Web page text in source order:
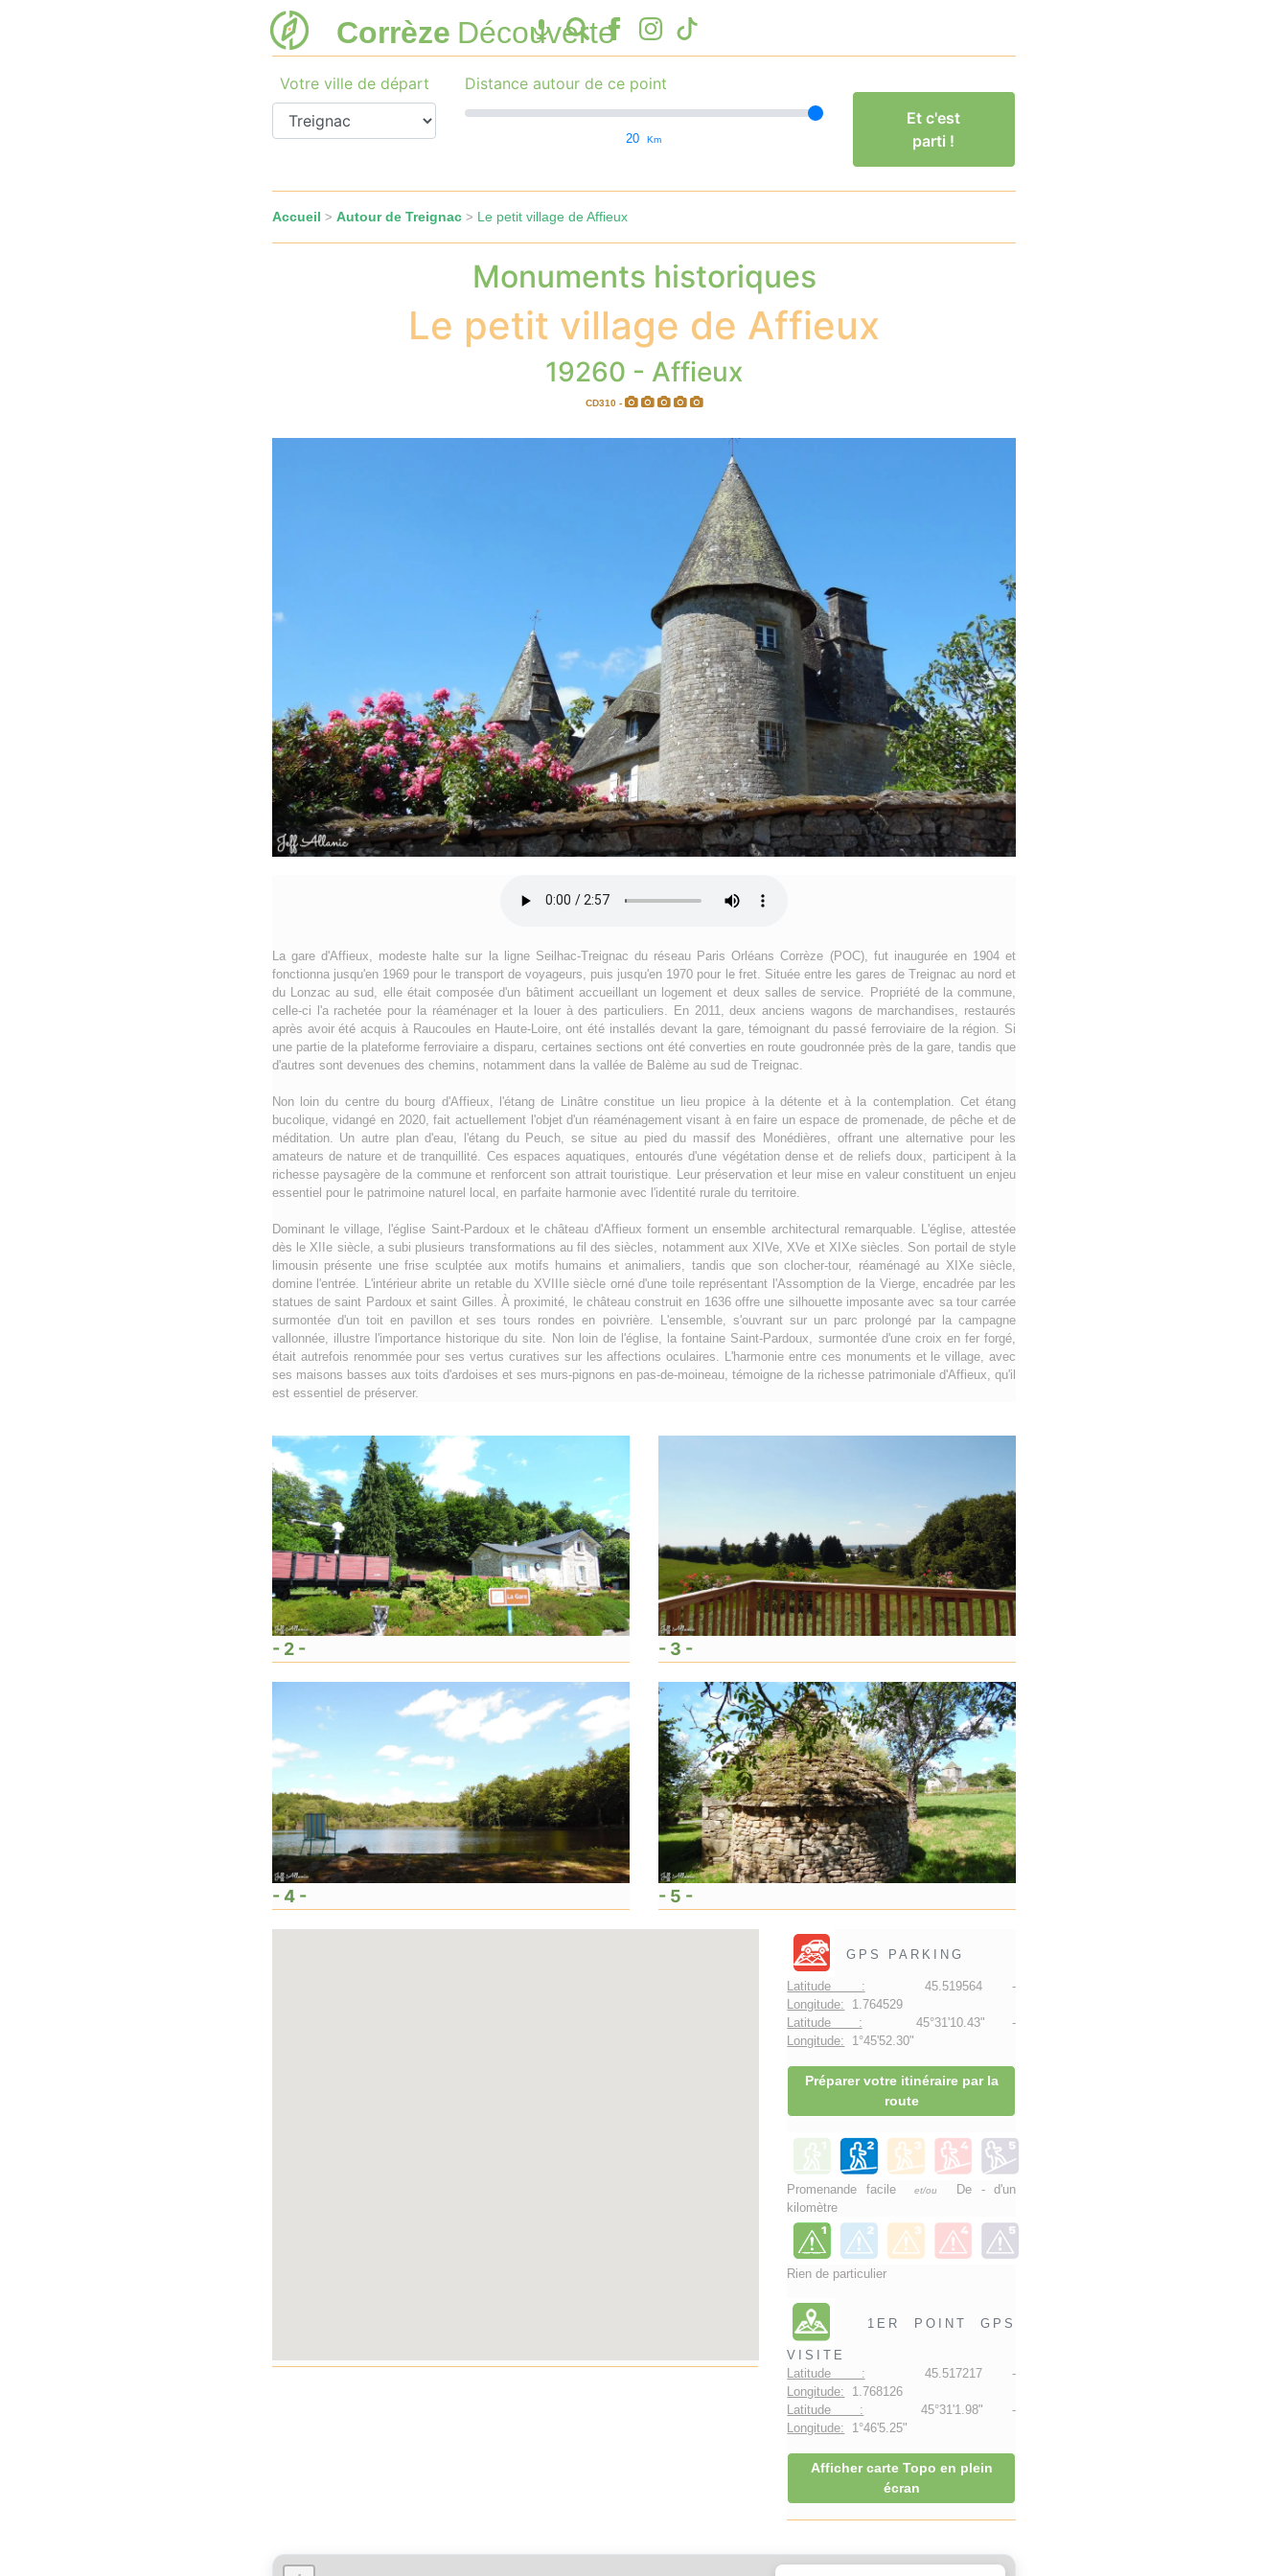
Corrèze Découverte
Votre ville de départ Distance autour de ce point
20 Km
Et c'est
parti !
Accueil > Autour de Treignac> Le petit village de Affieux
Monuments historiques
Le petit village de Affieux
19260 - Affieux
CD310 -
La gare d'Affieux, modeste halte sur la ligne Seilhac-Treignac du réseau Paris Orléans Corrèze (POC), fut inaugurée en 1904 et
fonctionna jusqu'en 1969 pour le transport de voyageurs, puis jusqu'en 1970 pour le fret. Située entre les gares de Treignac au nord et
du Lonzac au sud, elle était composée d'un bâtiment accueillant un logement et deux salles de service. Propriété de la commune,
celle-ci l'a rachetée pour la réaménager et la louer à des particuliers. En 2011, deux anciens wagons de marchandises, restaurés
après avoir été acquis à Raucoules en Haute-Loire, ont été installés devant la gare, témoignant du passé ferroviaire de la région. Si
une partie de la plateforme ferroviaire a disparu, certaines sections ont été converties en route goudronnée près de la gare, tandis que
d'autres sont devenues des chemins, notamment dans la vallée de Balème au sud de Treignac.
Non loin du centre du bourg d'Affieux, l'étang de Linâtre constitue un lieu propice à la détente et à la contemplation. Cet étang
bucolique, vidangé en 2020, fait actuellement l'objet d'un réaménagement visant à en faire un espace de promenade, de pêche et de
méditation. Un autre plan d'eau, l'étang du Peuch, se situe au pied du massif des Monédières, offrant une alternative pour les
amateurs de nature et de tranquillité. Ces espaces aquatiques, entourés d'une végétation dense et de reliefs doux, participent à la
richesse paysagère de la commune et renforcent son attrait touristique. Leur préservation et leur mise en valeur constituent un enjeu
essentiel pour le patrimoine naturel local, en parfaite harmonie avec l'identité rurale du territoire.
Dominant le village, l'église Saint-Pardoux et le château d'Affieux forment un ensemble architectural remarquable. L'église, attestée
dès le XIIe siècle, a subi plusieurs transformations au fil des siècles, notamment aux XIVe, XVe et XIXe siècles. Son portail de style
limousin présente une frise sculptée aux motifs humains et animaliers, tandis que son clocher-tour, réaménagé au XIXe siècle,
domine l'entrée. L'intérieur abrite un retable du XVIIIe siècle orné d'une toile représentant l'Assomption de la Vierge, encadrée par les
statues de saint Pardoux et saint Gilles. À proximité, le château construit en 1636 offre une silhouette imposante avec sa tour carrée
surmontée d'un toit en pavillon et ses tours rondes en poivrière. L'ensemble, s'ouvrant sur un parc prolongé par la campagne
vallonnée, illustre l'importance historique du site. Non loin de l'église, la fontaine Saint-Pardoux, surmontée d'une croix en fer forgé,
était autrefois renommée pour ses vertus curatives sur les affections oculaires. L'harmonie entre ces monuments et le village, avec
ses maisons basses aux toits d'ardoises et ses murs-pignons en pas-de-moineau, témoigne de la richesse patrimoniale d'Affieux, qu'il
est essentiel de préserver.
- 2 - - 3 -
- 4 - - 5 -
GPS PARKING
Latitude : 45.519564 -
Longitude: 1.764529
Latitude : 45°31'10.43" -
Longitude: 1°45'52.30"
Préparer votre itinéraire par la
route
Promenande facileet/ou
De - d'un
kilomètre
Rien de particulier
1ER POINT GPS
VISITE
Latitude : 45.517217 -
Longitude: 1.768126
Latitude : 45°31'1.98" -
Longitude: 1°46'5.25"
Afficher carte Topo en plein
écran